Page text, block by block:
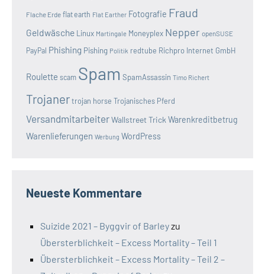
Flache Erde flat earth Flat Earther Fotografie Fraud
Geldwäsche Linux Martingale Moneyplex Nepper openSUSE
PayPal Phishing Pishing Politik redtube Richpro Internet GmbH
Roulette scam Spam SpamAssassin Timo Richert
Trojanertrojan horse Trojanisches Pferd
VersandmitarbeiterWallstreet Trick Warenkreditbetrug
Warenlieferungen Werbung WordPress
Neueste Kommentare
Suizide 2021 – Byggvir of Barleyzu
Übersterblichkeit – Excess Mortality – Teil 1
Übersterblichkeit – Excess Mortality – Teil 2 –